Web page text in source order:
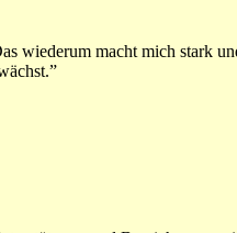
wiederum macht mich stark